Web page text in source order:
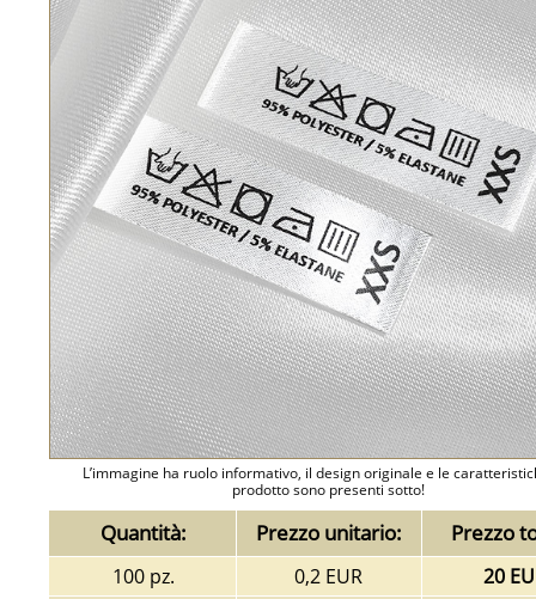
L’immagine ha ruolo informativo, il design originale e le
prodotto sono presenti sotto!
Quantità: Prezzo unitario: Prezzo
100 pz. 0,2 EUR
20